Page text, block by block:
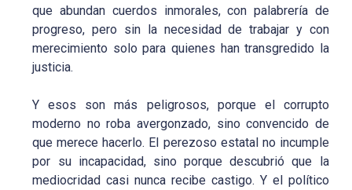
que abundan cuerdos inmorales, con palabrería de
progreso, pero sin la necesidad de trabajar y con
merecimiento solo para quienes han transgredido la
justicia.
Y esos son más peligrosos, porque el corrupto
moderno no roba avergonzado, sino convencido de
que merece hacerlo. El perezoso estatal no incumple
por su incapacidad, sino porque descubrió que la
mediocridad casi nunca recibe castigo. Y el político